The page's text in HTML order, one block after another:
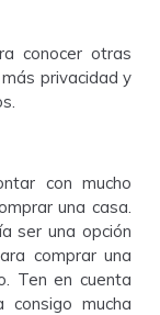
conocer otras
privacidad y
con mucho
una casa.
ser una opción
comprar una
Ten en cuenta
consigo mucha